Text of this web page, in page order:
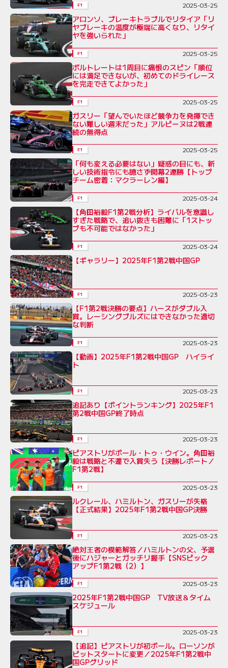
F1 2025-03-25
アロンソ、ブレーキトラブルでリタイア「リ
ヤブレーキの温度が極端に高くなり、リタイ
ヤを強いられた」
F1 2025-03-25
ボルトレートは1周目に痛恨のスピン「順位
には満足できないが、初めてのドライレース
を完走できてよかった」
F1 2025-03-25
ガスリー「望んでいたほど競争力を発揮でき
ない難しい週末だった」アルピーヌは2戦連
続の無得点
F1 2025-03-25
「何も変える必要はない」疑惑の目にも、新
しい技術指令にも臆さず開幕2連勝【トップ
チーム密着：マクラーレン編】
F1 2025-03-24
【角田裕毅F1第2戦分析】ライバルを意識し
すぎた戦略で、追い抜きも困難に「1ストッ
プも不可能ではなかった」
F1 2025-03-24
【ギャラリー】2025年F1第2戦中国GP
F1 2025-03-23
【F1第2戦決勝の要点】ハースがダブル入
賞。レーシングブルズにはできなかった適切
な判断
F1 2025-03-23
【動画】2025年F1第2戦中国GP ハイライ
ト
F1 2025-03-23
追記あり【ポイントランキング】2025年F1
第2戦中国GP終了時点
F1 2025-03-23
ピアストリがポール・トゥ・ウイン。角田裕
毅は戦略と不運で入賞失う【決勝レポート／
F1第2戦】
F1 2025-03-23
ルクレール、ハミルトン、ガスリーが失格
【正式結果】2025年F1第2戦中国GP決勝
F1 2025-03-23
絶対王者の模範解答／ハミルトンの父、予選
後にハジャーとガッチリ握手【SNSピック
アップF1第2戦（2）】
F1 2025-03-23
2025年F1第2戦中国GP TV放送＆タイム
スケジュール
F1 2025-03-23
【追記】ピアストリが初ポール。ローソンが
ピットスタートに変更／2025年F1第2戦中
国GPグリッド